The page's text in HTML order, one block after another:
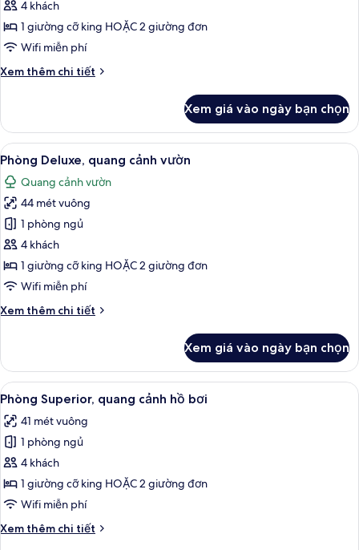
Superior,
quang
cảnh
4 khách
1 giường cỡ king HOẶC 2 giường đơn
Wifi miễn phí
Xem thêm chi tiết
Chi
Phòng
Superior,
quang
vườn
Xem giá vào ngày bạn chọn
Xem
tất
cả
ảnh
Phòng
Deluxe,
quang
cảnh
Phòng Deluxe, quang cảnh vườn |
8
Phòng Deluxe, quang cảnh vườn
Quang cảnh vườn
44 mét vuông
1 phòng ngủ
4 khách
1 giường cỡ king HOẶC 2 giường đơn
Wifi miễn phí
Xem thêm chi tiết
Chi
Phòng
Deluxe,
quang
vườn
Xem giá vào ngày bạn chọn
Xem
tất
cả
ảnh
Phòng
Superior,
quang
hồ
Phòng Superior, quang cảnh hồ bơi
8
Phòng Superior, quang cảnh hồ bơi
41 mét vuông
1 phòng ngủ
4 khách
1 giường cỡ king HOẶC 2 giường đơn
Wifi miễn phí
Xem thêm chi tiết
Chi